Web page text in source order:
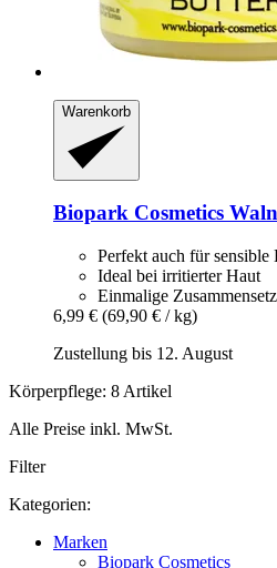
Warenkorb
Biopark Cosmetics
Perfekt auch für sensible
Ideal bei irritierter Haut
Einmalige
6,99 € (69,90 € / kg)
Zustellung bis 12. August
Körperpflege: 8 Artikel
Alle Preise inkl. MwSt.
Filter
Kategorien:
Marken
Biopark Cosmetics